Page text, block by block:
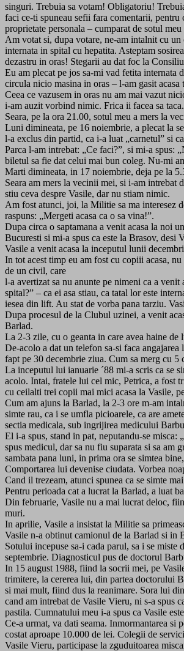
singuri. Trebuia sa votam! Obligatoriu!
faci ce-ti spuneau sefii fara comentarii,
proprietate personala – cumparat de sotul
Am votat si, dupa votare, ne-am intalnit cu
internata in spital cu hepatita. Asteptam
dezastru in oras! Stegarii au dat foc la
Eu am plecat pe jos sa-mi vad fetita internata
circula nicio masina in oras – l-am gasit
Ceea ce vazusem in oras nu am mai vazut
i-am auzit vorbind nimic. Frica ii facea sa taca.
Seara, pe la ora 21.00, sotul meu a mers la
Luni dimineata, pe 16 noiembrie, a plecat la
l-a exclus din partid, ca i-a luat „carnetul” si
Parca l-am intrebat: „Ce faci?”, si mi-a spus:
biletul sa fie dat celui mai bun coleg. Nu-mi
Marti dimineata, in 17 noiembrie, deja pe la
Seara am mers la vecinii mei, si i-am intrebat
stiu ceva despre Vasile, dar nu stiam nimic.
Am fost atunci, joi, la Militie sa ma interesez
raspuns: „Mergeti acasa ca o sa vina!”.
Dupa circa o saptamana a venit acasa la noi
Bucuresti si mi-a spus ca este la Brasov, desi
Vasile a venit acasa la inceputul lunii
In tot acest timp eu am fost cu copiii acasa,
de un civil, care
l-a avertizat sa nu anunte pe nimeni ca a
spital?” – ca ei asa stiau, ca tatal lor este
iesea din lift. Au stat de vorba pana tarziu.
Dupa procesul de la Clubul uzinei, a venit
Barlad.
La 2-3 zile, cu o geanta in care avea haine
De-acolo a dat un telefon sa-si faca
fapt pe 30 decembrie ziua. Cum sa merg cu
La inceputul lui ianuarie ´88 mi-a scris ca se
acolo. Intai, fratele lui cel mic, Petrica, a fost
cu ceilalti trei copii mai mici acasa la Vasile,
Cum am ajuns la Barlad, la 2-3 ore m-am
simte rau, ca i se umfla picioarele, ca are
sectia medicala, sub ingrijirea medicului
El i-a spus, stand in pat, neputandu-se
spus medicul, dar sa nu fiu suparata si sa am
sambata pana luni, in prima ora se simtea
Comportarea lui devenise ciudata. Vorbea
Cand il trezeam, atunci spunea ca se simte
Pentru perioada cat a lucrat la Barlad, a luat
Din februarie, Vasile nu a mai lucrat deloc,
muri.
In aprilie, Vasile a insistat la Militie sa
Vasile n-a obtinut camionul de la Barlad si in
Sotului incepuse sa-i cada parul, sa i se
septembrie. Diagnosticul pus de doctorul
In 15 august 1988, fiind la socrii mei, pe
trimitere, la cererea lui, din partea doctorului
si mai mult, fiind dus la reanimare. Sora lui
cand am intrebat de Vasile Vieru, ni s-a spus
pastila. Cumnatului meu i-a spus ca Vasile
Ce-a urmat, va dati seama. Inmormantarea si
costat aproape 10.000 de lei. Colegii de
Vasile Vieru, participase la zguduitoarea